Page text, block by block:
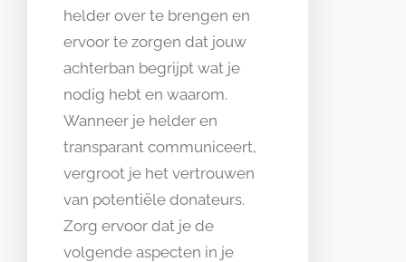
helder over te brengen en
ervoor te zorgen dat jouw
achterban begrijpt wat je
nodig hebt en waarom.
Wanneer je helder en
transparant communiceert,
vergroot je het vertrouwen
van potentiële donateurs.
Zorg ervoor dat je de
volgende aspecten in je